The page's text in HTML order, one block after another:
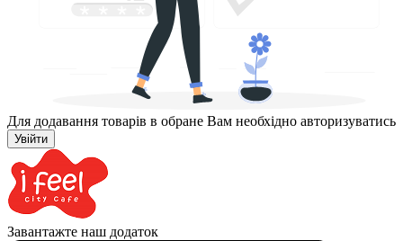
Для додавання товарів в обране Вам необхідно авторизуватись
Увійти
Завантажте наш додаток